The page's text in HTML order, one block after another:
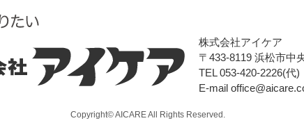
株式会社アイケア
〒433-8119 浜松市中
TEL 053-420-2226(
E-mail
Copyright© AICARE All Rights Reserved.